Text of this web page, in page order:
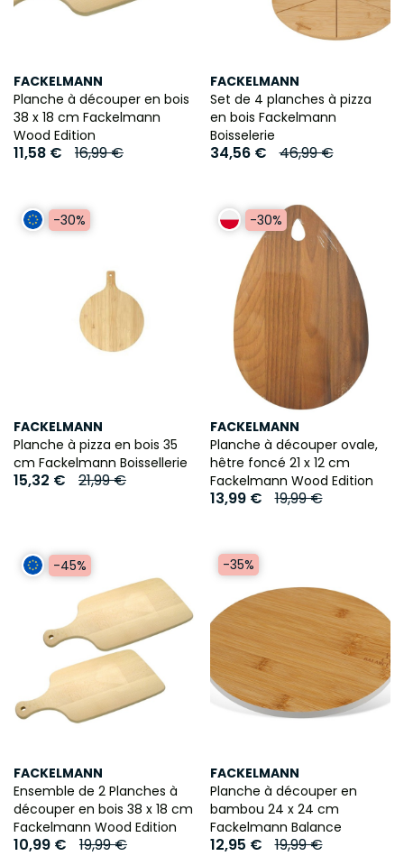
FACKELMANN
Planche à découper en bois
38 x 18 cm Fackelmann
Wood Edition
11,58 € 16,99 €
FACKELMANN
Set de 4 planches à pizza
en bois Fackelmann
Boisselerie
34,56 € 46,99 €
-30%
FACKELMANN
Planche à pizza en bois 35
cm Fackelmann Boissellerie
15,32 € 21,99 €
-30%
FACKELMANN
Planche à découper ovale,
hêtre foncé 21 x 12 cm
Fackelmann Wood Edition
13,99 € 19,99 €
-45%
FACKELMANN
Ensemble de 2 Planches à
découper en bois 38 x 18 cm
Fackelmann Wood Edition
10,99 € 19,99 €
-35%
FACKELMANN
Planche à découper en
bambou 24 x 24 cm
Fackelmann Balance
12,95 € 19,99 €